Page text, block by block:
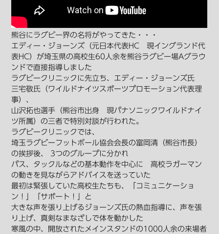
熊谷にラグビー界の名将がやってきた・・・
エディー・ジョーンズ（元日本代表HC 現イングランド代
表HC）が埼玉県の高校生60人余を熊谷ラグビー場Aグラウ
ンドで直接指導しました
ラグビークリニックに先立ち、エディー・ジョーンズ氏
三宅敬氏（ワイルドナイツスポーツプロモーション代表理
事）、
山沢拓也選手（熊谷市出身 現パナソニックワイルドナイ
ツ所属）の三者で特別対談が行われた。
ラグビークリニックでは、
埼玉ラグビーフットボール協会会長の富岡清（熊谷市長）
の挨拶後、 3つのグループに分かれ
パス、タックルなどの基本動作を中心に 高校ラガーマン
の動きを見ながらアドバイスを送っていた
最初は緊張していた高校生たちも、「コミュニケーショ
ン！」「サポート！」と
大きな声を張り上げるジョーンズ氏の熱血指導に、声を張
り上げ、真剣なまなざしで体を動かした
寒風の中、開放されたメインスタンドの1000人余の来場者